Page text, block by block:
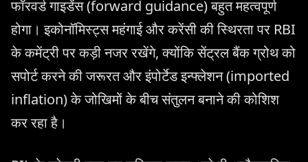
फॉरवर्ड गाइडेंस (forward guidance) बहुत महत्वपूर्ण
होगा। इकोनॉमिस्ट्स महंगाई और करेंसी की स्थिरता पर RBI
के कमेंट्री पर कड़ी नजर रखेंगे, क्योंकि सेंट्रल बैंक ग्रोथ को
सपोर्ट करने की जरूरत और इंपोर्टेड इन्फ्लेशन (imported
inflation) के जोखिमों के बीच संतुलन बनाने की कोशिश
कर रहा है।